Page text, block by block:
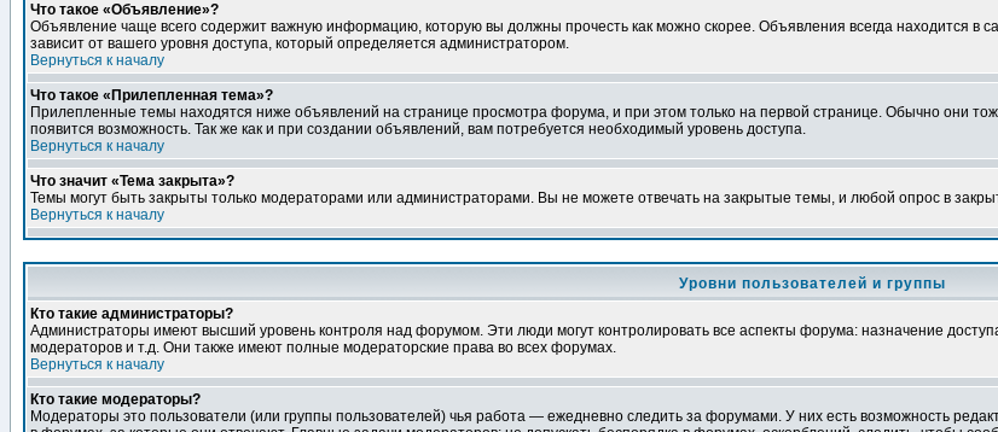
Что такое «Объявление»?
Объявление чаще всего содержит важную информацию, которую вы должны прочесть как можно скорее. Объявления всегда находится
зависит от вашего уровня доступа, который определяется администратором.
Вернуться к началу
Что такое «Прилепленная тема»?
Прилепленные темы находятся ниже объявлений на странице просмотра форума, и при этом только на первой странице. Обычно они
появится возможность. Так же как и при создании объявлений, вам потребуется необходимый уровень доступа.
Вернуться к началу
Что значит «Тема закрыта»?
Темы могут быть закрыты только модераторами или администраторами. Вы не можете отвечать на закрытые темы, и любой опрос в
Вернуться к началу
Уровни пользователей и группы
Кто такие администраторы?
Администраторы имеют высший уровень контроля над форумом. Эти люди могут контролировать все аспекты форума: назначение
модераторов и т.д. Они также имеют полные модераторские права во всех форумах.
Вернуться к началу
Кто такие модераторы?
Модераторы это пользователи (или группы пользователей) чья работа — ежедневно следить за форумами. У них есть возможность